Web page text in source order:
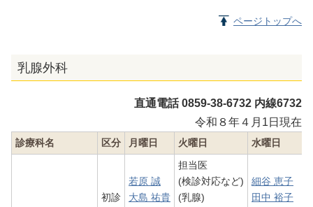
ページトップへ
乳腺外科
直通電話 0859-38-6732 内線6732
令和８年４月1日現在
診療科名 区分 月曜日 火曜日 水曜日
初診
若原 誠
大島 祐貴
担当医
(検診対応など)
(乳腺)
細谷 恵子
田中 裕子